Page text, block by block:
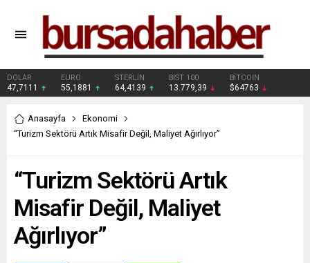
DOLAR
47,7111
EURO
55,1881
STERLİN
64,4139
BIST 100
13.779,39
BITCOIN
$64763
Anasayfa
Ekonomi
“Turizm Sektörü Artık Misafir Değil, Maliyet Ağırlıyor”
“Turizm Sektörü Artık
Misafir Değil, Maliyet
Ağırlıyor”